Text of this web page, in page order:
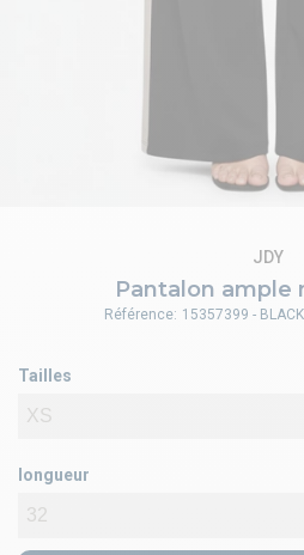
Pantalon ample
JDY
Tailles
longueur
Référence: 15357399 -